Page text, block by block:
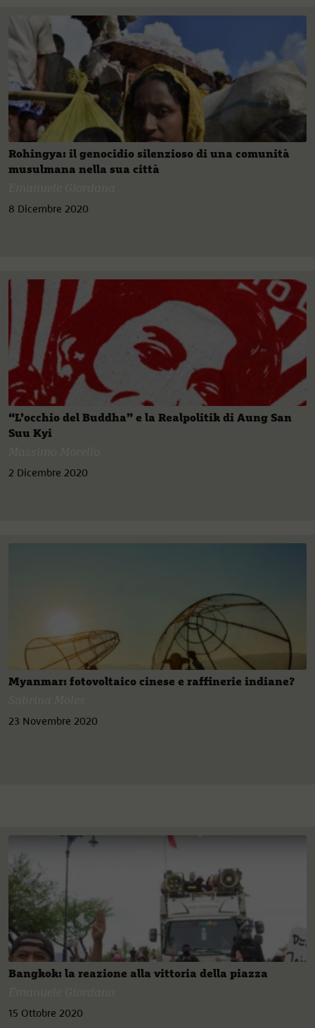
Rohingya: il genocidio silenzioso di una comunità
musulmana nella sua città
8 Dicembre 2020
“L’occhio del Buddha” e la Realpolitik di Aung San
Suu Kyi
2 Dicembre 2020
Myanmar: fotovoltaico cinese e raffinerie indiane?
23 Novembre 2020
Bangkok: la reazione alla vittoria della piazza
15 Ottobre 2020